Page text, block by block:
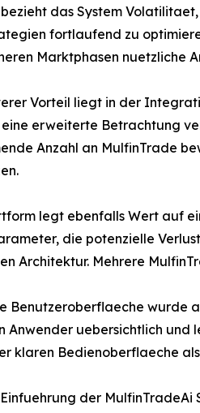
das System
fortlaufend zu
Marktphasen nuetzliche
Vorteil liegt in der
erweiterte Betrachtung
Anzahl an MulfinTrade
legt ebenfalls Wert auf
die potenzielle
Architektur. Mehrere
Benutzeroberflaeche wurde
Anwender uebersichtlich und
klaren Bedienoberflaeche
der